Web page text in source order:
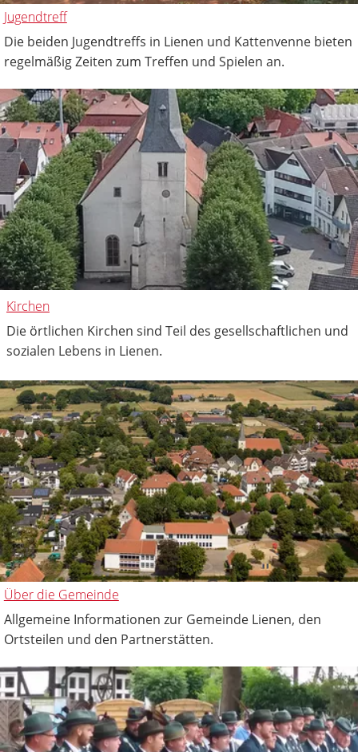
Jugendtreff
Die beiden Jugendtreffs in Lienen und Kattenvenne bieten
regelmäßig Zeiten zum Treffen und Spielen an.
Kirchen
Die örtlichen Kirchen sind Teil des gesellschaftlichen und
sozialen Lebens in Lienen.
Über die Gemeinde
Allgemeine Informationen zur Gemeinde Lienen, den
Ortsteilen und den Partnerstätten.